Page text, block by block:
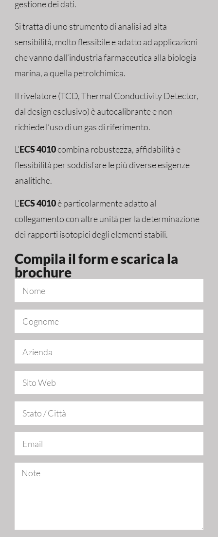
gestione dei dati.
Si tratta di uno strumento di analisi ad alta
sensibilità, molto flessibile e adatto ad applicazioni
che vanno dall’industria farmaceutica alla biologia
marina, a quella petrolchimica.
Il rivelatore (TCD, Thermal Conductivity Detector,
dal design esclusivo) è autocalibrante e non
richiede l’uso di un gas di riferimento.
L’ECS 4010combina robustezza, affidabilità e
flessibilità per soddisfare le più diverse esigenze
analitiche.
L’ECS 4010è particolarmente adatto al
collegamento con altre unità per la determinazione
dei rapporti isotopici degli elementi stabili.
Compila il form e scarica la
brochure​